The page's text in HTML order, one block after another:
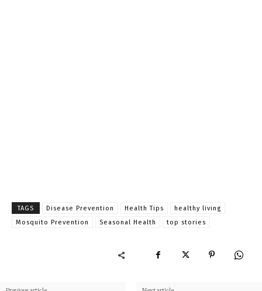
TAGS Disease Prevention Health Tips
healthy living
Mosquito Prevention
Seasonal Health top stories